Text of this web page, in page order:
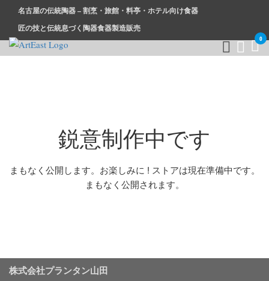
名古屋の伝統陶器 – 割烹・旅館・料亭・ホテル向け食器
匠の技と伝統息づく陶器食器製造販売
0
鋭意制作中です
まもなく公開します。お楽しみに ! ストアは現在準備中です。
まもなく公開されます。
株式会社プランタン山田